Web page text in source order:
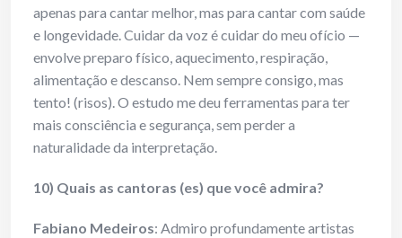
apenas para cantar melhor, mas para cantar com saúde
e longevidade. Cuidar da voz é cuidar do meu ofício —
envolve preparo físico, aquecimento, respiração,
alimentação e descanso. Nem sempre consigo, mas
tento! (risos). O estudo me deu ferramentas para ter
mais consciência e segurança, sem perder a
naturalidade da interpretação.
10) Quais as cantoras (es) que você admira?
Fabiano Medeiros: Admiro profundamente artistas